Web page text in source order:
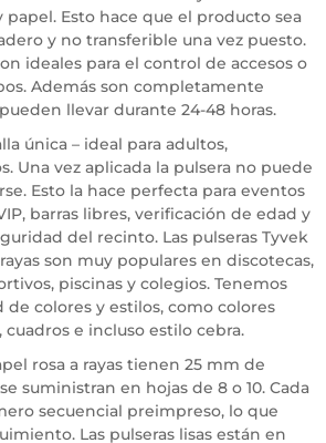
papel. Esto hace que el producto sea
y no transferible una vez puesto.
ideales para el control de accesos o
Además son completamente
llevar durante 24-48 horas.
única – ideal para adultos,
Una vez aplicada la pulsera no puede
Esto la hace perfecta para eventos
barras libres, verificación de edad y
del recinto. Las pulseras Tyvek
son muy populares en discotecas,
piscinas y colegios. Tenemos
de colores y estilos, como colores
cuadros e incluso estilo cebra.
rosa a rayas tienen 25 mm de
suministran en hojas de 8 o 10. Cada
secuencial preimpreso, lo que
Las pulseras lisas están en